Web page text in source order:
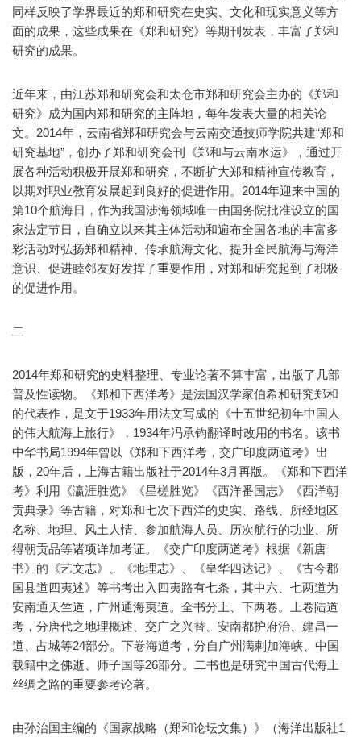
同样反映了学界最近的郑和研究在史实、文化和现实意义等方
面的成果，这些成果在《郑和研究》等期刊发表，丰富了郑和
研究的成果。
近年来，由江苏郑和研究会和太仓市郑和研究会主办的《郑和
研究》成为国内郑和研究的主阵地，每年发表大量的相关论
文。2014年，云南省郑和研究会与云南交通技师学院共建“郑和
研究基地”，创办了郑和研究会刊《郑和与云南水运》，通过开
展各种活动积极开展郑和研究，不断扩大郑和精神宣传教育，
以期对职业教育发展起到良好的促进作用。2014年迎来中国的
第10个航海日，作为我国涉海领域唯一由国务院批准设立的国
家法定节日，自确立以来其主体活动和遍布全国各地的丰富多
彩活动对弘扬郑和精神、传承航海文化、提升全民航海与海洋
意识、促进睦邻友好发挥了重要作用，对郑和研究起到了积极
的促进作用。
二
2014年郑和研究的史料整理、专业论著不算丰富，出版了几部
普及性读物。《郑和下西洋考》是法国汉学家伯希和研究郑和
的代表作，是文于1933年用法文写成的《十五世纪初年中国人
的伟大航海上旅行》，1934年冯承钧翻译时改用的书名。该书
中华书局1994年曾以《郑和下西洋考，交广印度两道考》出
版，20年后，上海古籍出版社于2014年3月再版。《郑和下西洋
考》利用《瀛涯胜览》《星槎胜览》《西洋番国志》《西洋朝
贡典录》等古籍，对郑和七次下西洋的史实、路线、所经地区
名称、地理、风土人情、参加航海人员、历次航行的功业、所
得朝贡品等诸项详加考证。《交广印度两道考》根据《新唐
书》的《艺文志》、《地理志》、《皇华四达记》、《古今郡
国县道四夷述》等书考出入四夷路有七条，其中六、七两道为
安南通天竺道，广州通海夷道。全书分上、下两卷。上卷陆道
考，分唐代之地理概述、交广之兴替、安南都护府治、建昌一
道、占城等24部分。下卷海道考，分自广州满剌加海峡、中国
载籍中之佛逝、师子国等26部分。二书也是研究中国古代海上
丝绸之路的重要参考论著。
由孙治国主编的《国家战略（郑和论坛文集）》（海洋出版社1